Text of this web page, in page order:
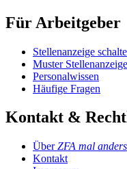
Für Arbeitgeber
Stellenanzeige
Muster
Personalwissen
Häufige Fragen
Kontakt &
ÜberZFA mal anders
Kontakt